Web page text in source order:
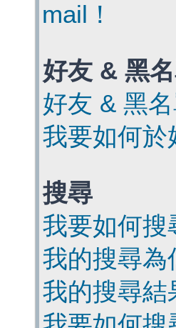
mail！
好友 & 黑
好友 & 黑
我要如何於
搜尋
我要如何搜
我的搜尋為
我的搜尋結